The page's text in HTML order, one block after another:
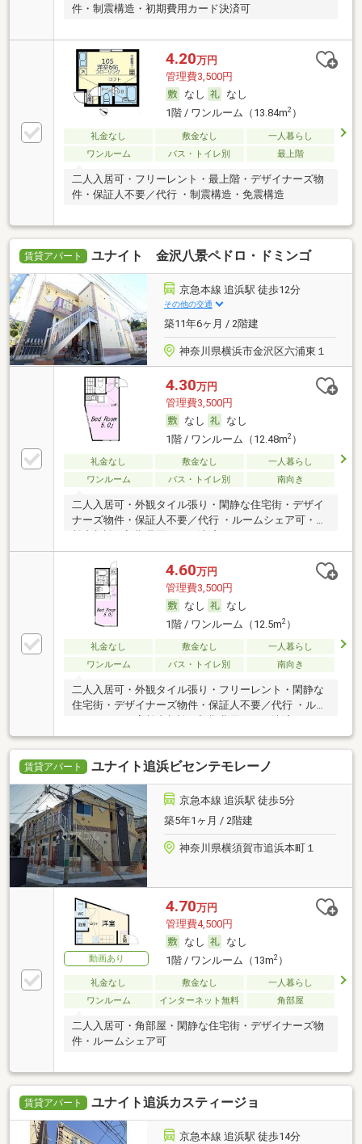
件・制震構造・初期費用カード決済可
4.20万円
管理費3,500円
なし
なし
1階 / ワンルーム（13.84m2）
礼金なし 敷金なし
一人暮らし
ワンルーム
バス・トイレ別 最上階
二人入居可・フリーレント・最上階・デザイナーズ物
件・保証人不要／代行 ・制震構造・免震構造
賃貸アパート ユナイト 金沢八景ペドロ・ドミンゴ
京急本線 追浜駅 徒歩12分
その他の交通
築11年6ヶ月 / 2階建
神奈川県横浜市金沢区六浦東１
4.30万円
管理費3,500円
なし
なし
1階 / ワンルーム（12.48m2）
礼金なし 敷金なし
一人暮らし
ワンルーム
バス・トイレ別 南向き
二人入居可・外観タイル張り・閑静な住宅街・デザイ
ナーズ物件・保証人不要／代行 ・ルームシェア可・高
4.60万円
管理費3,500円
なし
なし
1階 / ワンルーム（12.5m2）
礼金なし 敷金なし
一人暮らし
ワンルーム
バス・トイレ別 南向き
二人入居可・外観タイル張り・フリーレント・閑静な
住宅街・デザイナーズ物件・保証人不要／代行 ・ルー
賃貸アパート ユナイト追浜ビセンテモレーノ
京急本線 追浜駅 徒歩5分
築5年1ヶ月 / 2階建
神奈川県横須賀市追浜本町１
動画あり
4.70万円
管理費4,500円
なし
なし
1階 / ワンルーム（13m2）
礼金なし 敷金なし
一人暮らし
ワンルーム
インターネット無料 角部屋
二人入居可・角部屋・閑静な住宅街・デザイナーズ物
件・ルームシェア可
賃貸アパート ユナイト追浜カスティージョ
京急本線 追浜駅 徒歩14分